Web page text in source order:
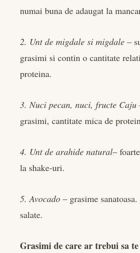
numai buna de adaugat la
2. Unt de migdale si migdale –
grasimi si contin o cantitate
proteina.
3. Nuci pecan, nuci, fructe Caju
grasimi, cantitate mica de
4. Unt de arahide natural–
la shake-uri.
5. Avocado – grasime
salate.
Grasimi de care ar trebui sa